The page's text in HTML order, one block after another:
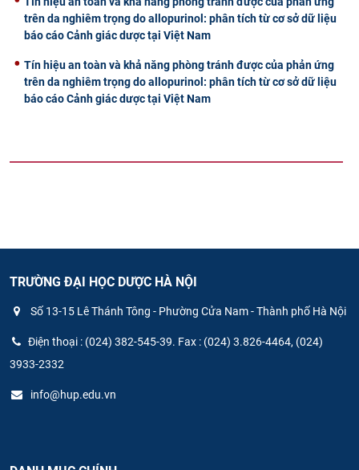
trên da nghiêm trọng do allopurinol: phân tích từ cơ sở dữ liệu
báo cáo Cảnh giác dược tại Việt Nam
Tín hiệu an toàn và khả năng phòng tránh được của phản ứng
trên da nghiêm trọng do allopurinol: phân tích từ cơ sở dữ liệu
báo cáo Cảnh giác dược tại Việt Nam
TRƯỜNG ĐẠI HỌC DƯỢC HÀ NỘI
Số 13-15 Lê Thánh Tông - Phường Cửa Nam - Thành phố Hà Nội
Điện thoại : (024) 382-545-39. Fax : (024) 3.826-4464, (024)
3933-2332
info@hup.edu.vn